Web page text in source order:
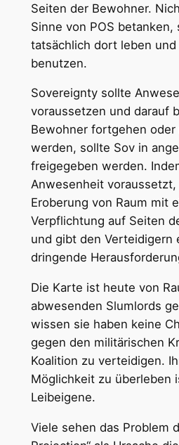
Seiten der Bewohner.
Sinne von POS betanken,
tatsächlich dort leben und
benutzen.
Sovereignty sollte
voraussetzen und darauf
Bewohner fortgehen
werden, sollte Sov in
freigegeben werden.
Anwesenheit
Eroberung von Raum mit
Verpflichtung auf Seiten
und gibt den Verteidigern
dringende
Die Karte ist heute von
abwesenden Slumlords
wissen sie haben keine
gegen den militärischen
Koalition zu verteidigen.
Möglichkeit zu überleben
Leibeigene.
Viele sehen das Problem